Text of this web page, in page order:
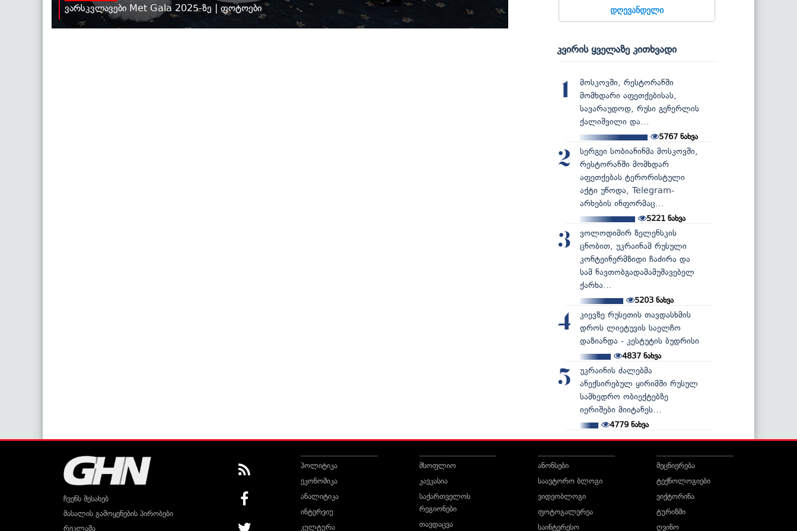
ვარსკვლავები Met Gala 2025-ზე | ფოტოები დღევანდელი
კვირის ყველაზე კითხვადი
1
მოსკოვში, რესტორანში
მომხდარი აფეთქებისას,
სავარაუდოდ, რუსი გენერლის
ქალიშვილი და...
5767 ნახვა
2
სერგეი სობიანინმა მოსკოვში,
რესტორანში მომხდარ
აფეთქებას ტერორისტული
აქტი უწოდა, Telegram-
არხების ინფორმაც...
5221 ნახვა
3
ვოლოდიმირ ზელენსკის
ცნობით, უკრაინამ რუსული
კონტეინერმზიდი ჩაძირა და
სამ ნავთობგადამამუშავებელ
ქარხა...
5203ნახვა
4
კიევზე რუსეთის თავდასხმის
დროს ლიეტუვის საელჩო
დაზიანდა - კესტუტის ბუდრისი
4837ნახვა
5
უკრაინის ძალებმა
ანექსირებულ ყირიმში რუსულ
სამხედრო ობიექტებზე
იერიშები მიიტანეს...
4779 ნახვა
ჩვენს შესახებ
მასალის გამოყენების პირობები
რეკლამა
პოლიტიკა
ეკონომიკა
ანალიტიკა
ინტერვიუ
კულტურა
მსოფლიო
კავკასია
საქართველოს
რეგიონები
თავდაცვა
ანონსები
საავტორო ბლოგი
ვიდეობლოგი
ფოტოგალერეა
საინტერესო
მეცნიერება
ტექნოლოგიები
ვიქტორინა
ტურიზმი
ღვინო